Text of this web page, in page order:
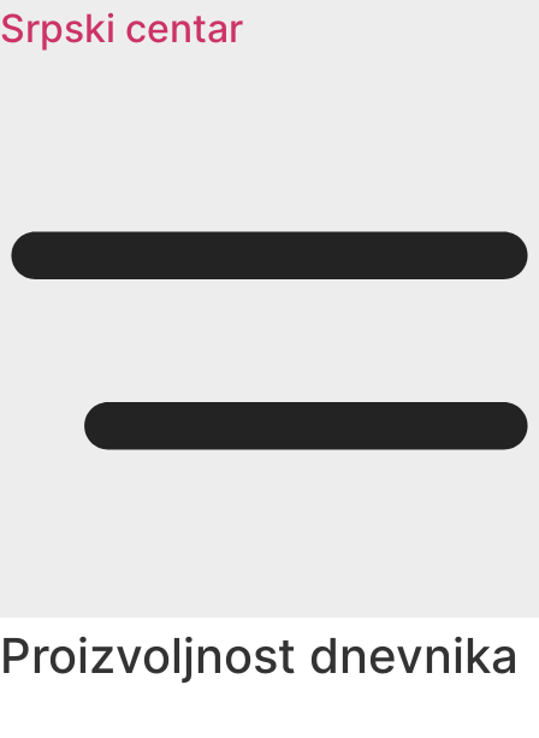
Srpski centar
Proizvoljnost dnevnika